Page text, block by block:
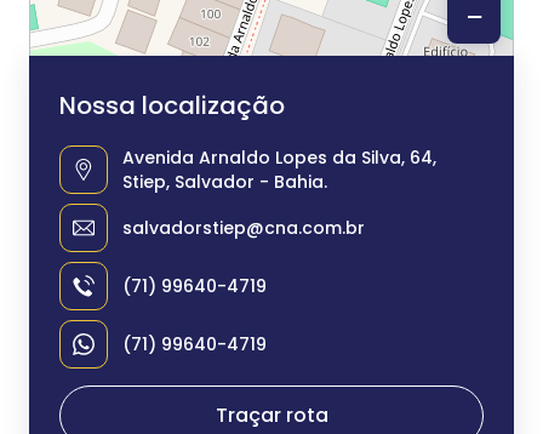
Nossa localização
Avenida Arnaldo Lopes da Silva, 64,
Stiep, Salvador - Bahia.
salvadorstiep@cna.com.br
(71) 99640-4719
(71) 99640-4719
Traçar rota
−